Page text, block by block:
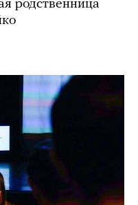
родственница